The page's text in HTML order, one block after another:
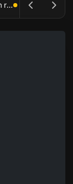
The Batman : Part II – Robert Pattinson replonge dans les ténèbres de Gotham dès octobre 2027